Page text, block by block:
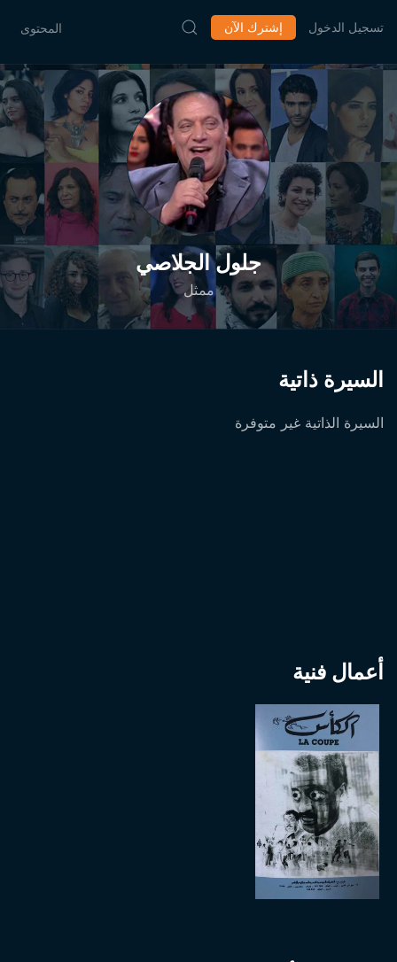
المحتوى إشترك الآن تسجيل الدخول
جلول الجلاصي
ممثل
السيرة ذاتية
السيرة الذاتية غير متوفرة
أعمال فنية